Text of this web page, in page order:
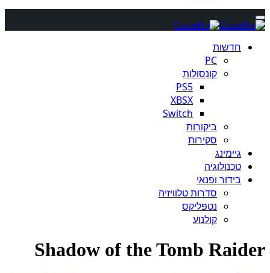
חדשות
PC
קונסולות
PS5
XBSX
Switch
ביקורות
סקירות
גיימינג
טכנולוגיה
בידור ופנאי
סדרות טלוויזיה
נטפליקס
קולנוע
Shadow of the Tomb Raider